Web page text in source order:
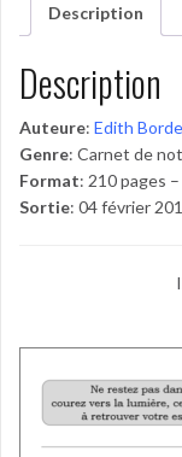
Description
Description
Auteure: Edith
Genre: Carnet de
Format: 210 pages
Sortie: 04 février